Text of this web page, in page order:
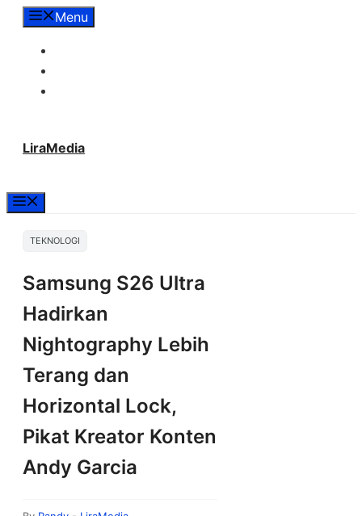
LangsungMenu
LiraMedia
TEKNOLOGI
Samsung S26 Ultra
Hadirkan
Nightography Lebih
Terang dan
Horizontal Lock,
Pikat Kreator Konten
Andy Garcia